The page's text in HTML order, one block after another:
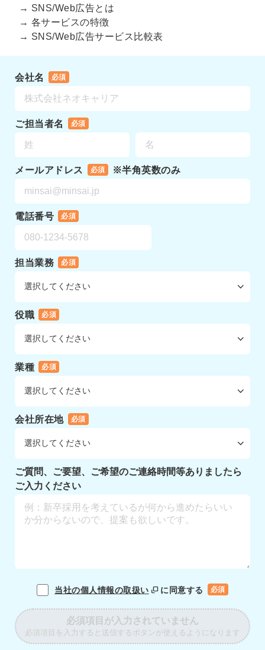
→ SNS/Web広告とは
→ 各サービスの特徴
→ SNS/Web広告サービス比較表
会社名 必須
ご担当者名 必須
メールアドレス 必須 ※半角英数のみ
電話番号 必須
担当業務 必須
役職 必須
業種 必須
会社所在地 必須
ご質問、ご要望、ご希望のご連絡時間等ありましたら
ご入力ください
当社の個人情報の取扱い に同意する 必須
必須項目が入力されていません
必須項目を入力すると送信するボタンが使えるようになります